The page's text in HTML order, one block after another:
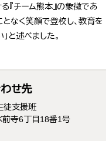
『チーム熊本』の象徴であ
となく笑顔で登校し、教育を
と述べました。
せ先
徒支援班
寺6丁目18番1号